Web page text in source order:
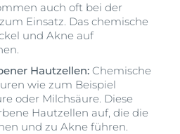
auch oft bei der
Einsatz. Das chemische
und Akne auf
Hautzellen: Chemische
wie zum Beispiel
oder Milchsäure. Diese
Hautzellen auf, die die
und zu Akne führen.